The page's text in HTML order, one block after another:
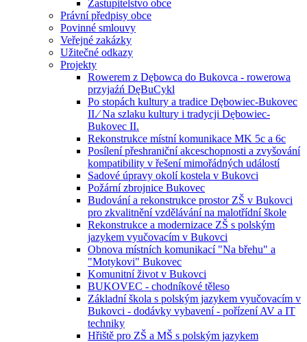
Zastupitelstvo obce
Právní předpisy obce
Povinné smlouvy
Veřejné zakázky
Užitečné odkazy
Projekty
Rowerem z Dębowca do Bukovca - rowerowa
przyjaźń DęBuCykl
Po stopách kultury a tradice Dębowiec-Bukovec
II.⁄ Na szlaku kultury i tradycji Dębowiec-
Bukovec II.
Rekonstrukce místní komunikace MK 5c a 6c
Posílení přeshraniční akceschopnosti a zvyšování
kompatibility v řešení mimořádných událostí
Sadové úpravy okolí kostela v Bukovci
Požární zbrojnice Bukovec
Budování a rekonstrukce prostor ZŠ v Bukovci
pro zkvalitnění vzdělávání na malotřídní škole
Rekonstrukce a modernizace ZŠ s polským
jazykem vyučovacím v Bukovci
Obnova místních komunikací "Na břehu" a
"Motykovi" Bukovec
Komunitní život v Bukovci
BUKOVEC - chodníkové těleso
Základní škola s polským jazykem vyučovacím v
Bukovci - dodávky vybavení - pořízení AV a IT
techniky
Hřiště pro ZŠ a MŠ s polským jazykem